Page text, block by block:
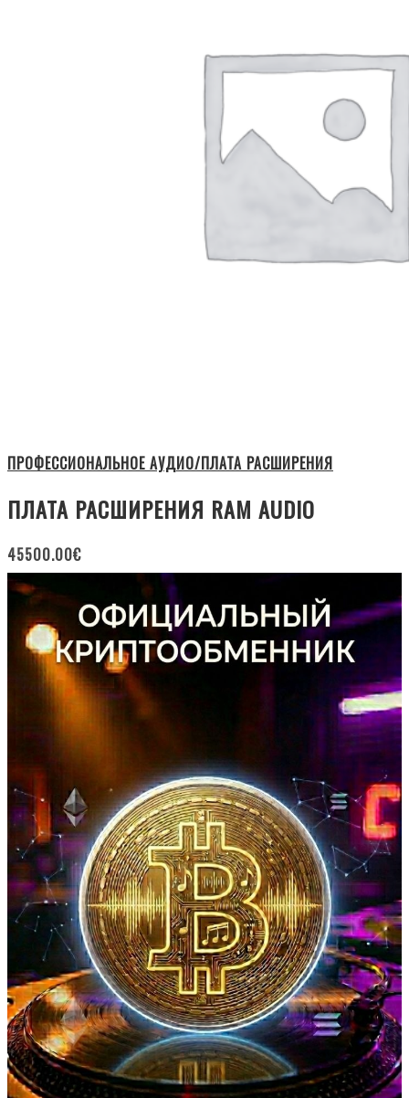
ПРОФЕССИОНАЛЬНОЕ АУДИО/ПЛАТА РАСШИРЕНИЯ
ПЛАТА РАСШИРЕНИЯ RAM AUDIO
45500.00€